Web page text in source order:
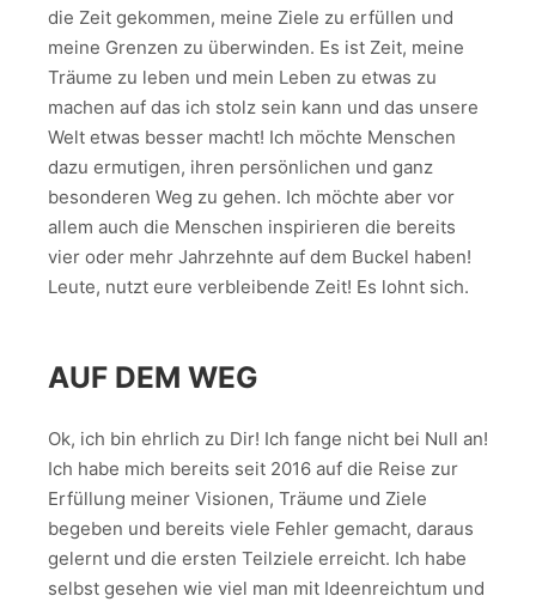
die Zeit gekommen, meine Ziele zu erfüllen und
meine Grenzen zu überwinden. Es ist Zeit, meine
Träume zu leben und mein Leben zu etwas zu
machen auf das ich stolz sein kann und das unsere
Welt etwas besser macht! Ich möchte Menschen
dazu ermutigen, ihren persönlichen und ganz
besonderen Weg zu gehen. Ich möchte aber vor
allem auch die Menschen inspirieren die bereits
vier oder mehr Jahrzehnte auf dem Buckel haben!
Leute, nutzt eure verbleibende Zeit! Es lohnt sich.
AUF DEM WEG
Ok, ich bin ehrlich zu Dir! Ich fange nicht bei Null an!
Ich habe mich bereits seit 2016 auf die Reise zur
Erfüllung meiner Visionen, Träume und Ziele
begeben und bereits viele Fehler gemacht, daraus
gelernt und die ersten Teilziele erreicht. Ich habe
selbst gesehen wie viel man mit Ideenreichtum und